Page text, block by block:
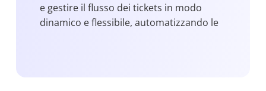
e gestire il flusso dei tickets in modo
dinamico e flessibile, automatizzando le